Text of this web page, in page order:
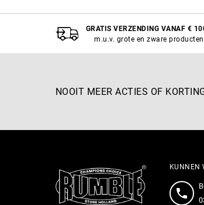
GRATIS VERZENDING VANAF €
m.u.v. grote en zware producten
NOOIT MEER ACTIES OF
KUNNEN